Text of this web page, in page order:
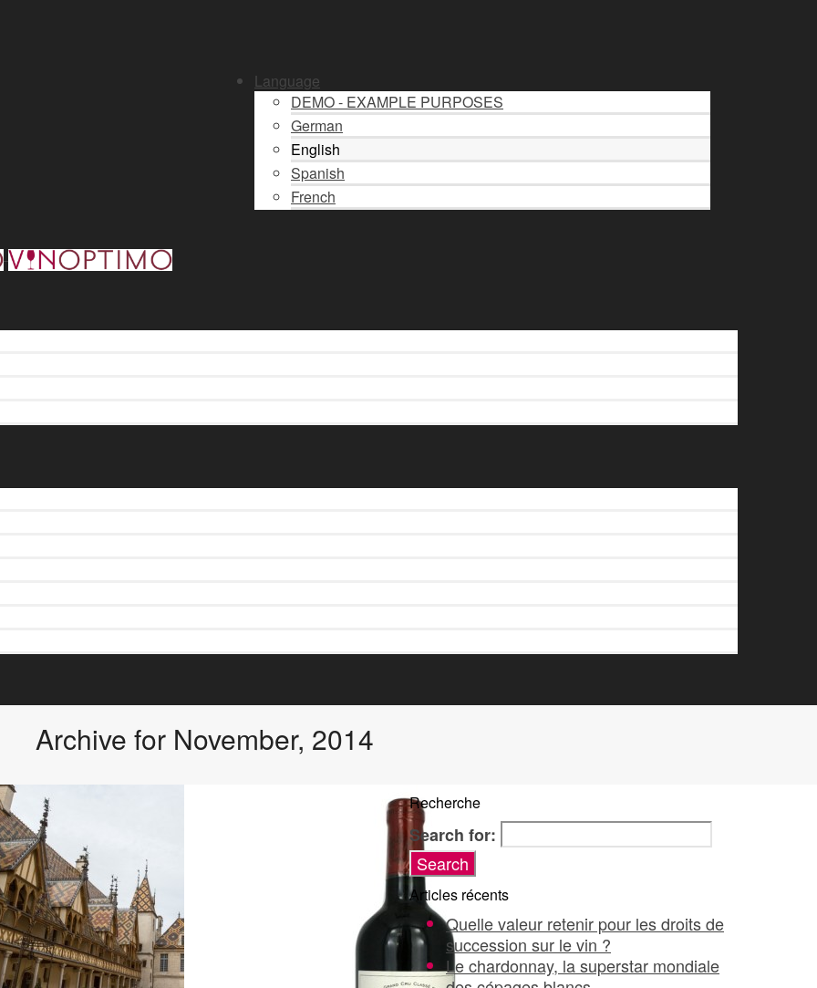
Language
DEMO - EXAMPLE PURPOSES
German
English
Spanish
French
Archive for November, 2014
Recherche
Search for:
Articles récents
Quelle valeur retenir pour les droits de
succession sur le vin ?
Le chardonnay, la superstar mondiale